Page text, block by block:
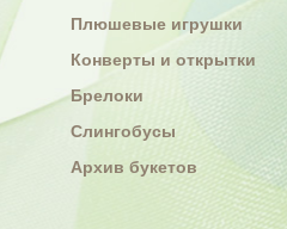
Плюшевые игрушки
Конверты и открытки
Брелоки
Слингобусы
Архив букетов